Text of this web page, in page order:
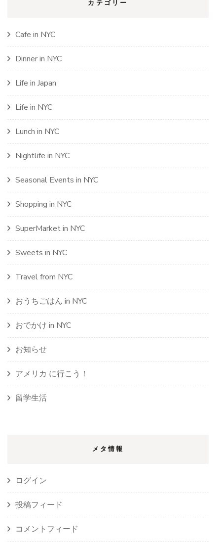
カテゴリー
Cafe in NYC
Dinner in NYC
Life in Japan
Life in NYC
Lunch in NYC
Nightlife in NYC
Seasonal Events in NYC
Shopping in NYC
SuperMarket in NYC
Sweets in NYC
Travel from NYC
おうちごはん in NYC
おでかけ in NYC
お知らせ
アメリカ に行こう！
留学生活
メタ情報
ログイン
投稿フィード
コメントフィード